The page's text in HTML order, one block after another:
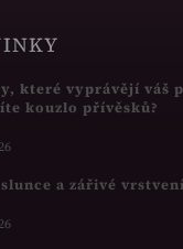
které vyprávějí váš
kouzlo přívěsků?
a zářivé